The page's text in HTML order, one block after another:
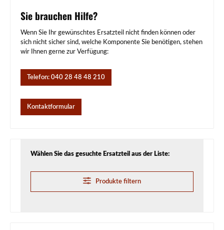
Sie brauchen Hilfe?
Wenn Sie Ihr gewünschtes Ersatzteil nicht finden können oder
sich nicht sicher sind, welche Komponente Sie benötigen, stehen
wir Ihnen gerne zur Verfügung:
Telefon: 040 28 48 48 210
Kontaktformular
Wählen Sie das gesuchte Ersatzteil aus der Liste:
Produkte filtern